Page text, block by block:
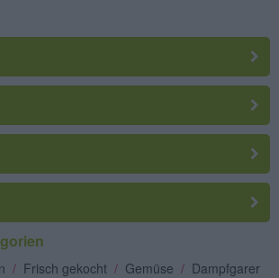
/ Frisch gekocht / Gemüse / Dampfgarer